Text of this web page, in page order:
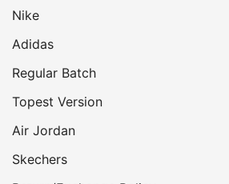
Nike
Adidas
Regular Batch
Topest Version
Air Jordan
Skechers